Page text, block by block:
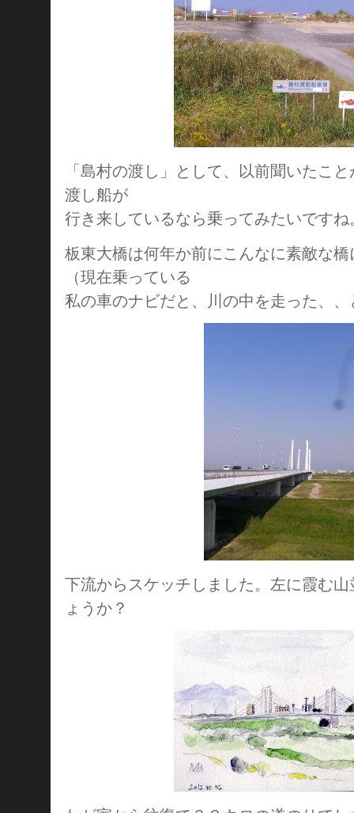
「島村の渡し」として、以前聞いたこ
渡し船が
行き来しているなら乗ってみたいですね
板東大橋は何年か前にこんなに素敵な
（現在乗っている
私の車のナビだと、川の中を走った、
下流からスケッチしました。左に霞む
ょうか？